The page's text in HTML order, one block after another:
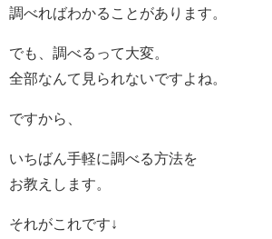
調べればわかることがあります。
でも、調べるって大変。
全部なんて見られないですよね。
ですから、
いちばん手軽に調べる方法を
お教えします。
それがこれです↓